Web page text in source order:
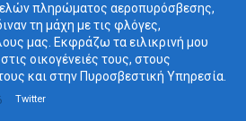
πληρώματος αεροπυρόσβεσης,
τη μάχη με τις φλόγες,
μας. Εκφράζω τα ειλικρινή μου
οικογένειές τους, στους
και στην Πυροσβεστική Υπηρεσία.
Twitter